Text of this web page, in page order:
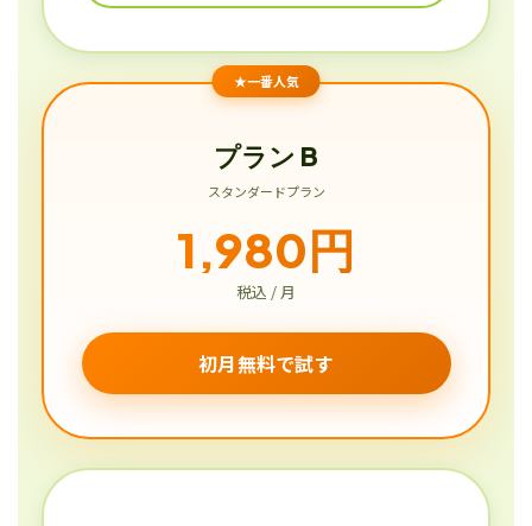
★一番人気
プラン B
スタンダードプラン
1,980円
税込 / 月
初月無料で試す